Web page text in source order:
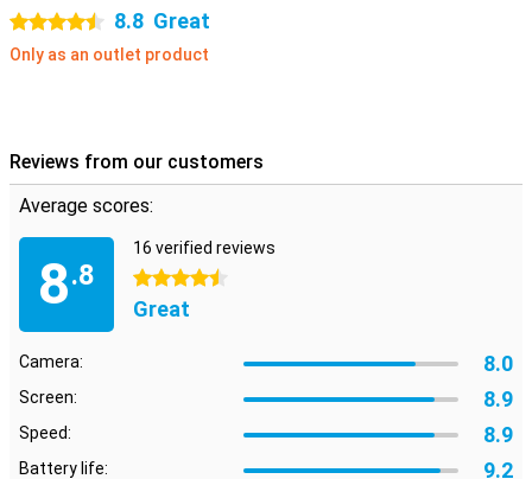
4.5 stars 8.8 Great
Only as an outlet product
Reviews from our customers
Average scores:
8.8
16 verified reviews
4.5 stars
Great
Camera: 8.0
Screen: 8.9
Speed: 8.9
Battery life: 9.2